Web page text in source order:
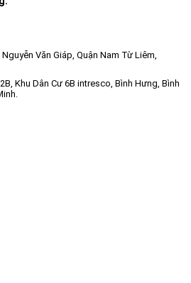
Văn Giáp, Quận Nam Từ Liêm,
Khu Dân Cư 6B intresco, Bình Hưng, Bình